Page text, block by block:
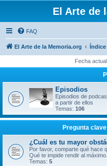
El Arte de
FAQ
El Arte de la Memoria.org Índice
Fecha
Episodios
Episodios de
a partir de ellos
Temas: 106
Pregunta
¿Cuál es tu mayor
Por favor, comparte qué hace
Qué te impide rendir al máximo.
Temas: 5